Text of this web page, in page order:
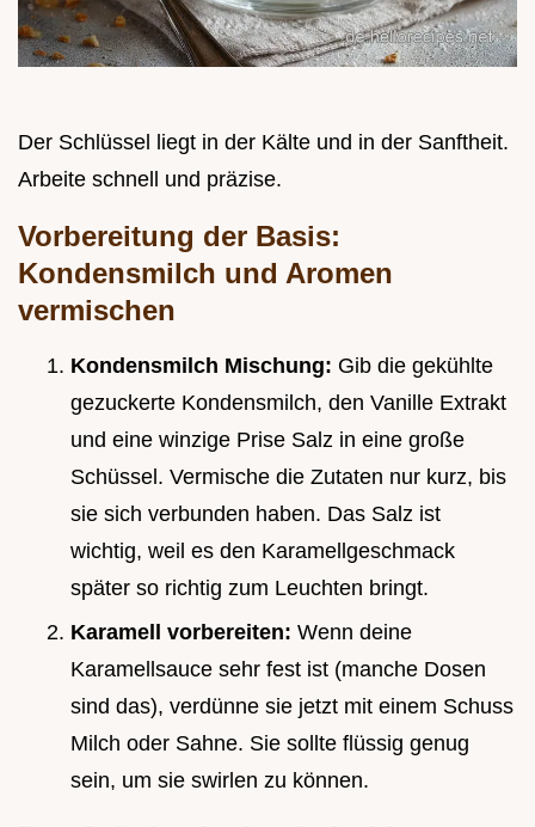
Der Schlüssel liegt in der Kälte und in der Sanftheit.
Arbeite schnell und präzise.
Vorbereitung der Basis:
Kondensmilch und Aromen
vermischen
Kondensmilch Mischung: Gib die gekühlte
gezuckerte Kondensmilch, den Vanille Extrakt
und eine winzige Prise Salz in eine große
Schüssel. Vermische die Zutaten nur kurz, bis
sie sich verbunden haben. Das Salz ist
wichtig, weil es den Karamellgeschmack
später so richtig zum Leuchten bringt.
Karamell vorbereiten: Wenn deine
Karamellsauce sehr fest ist (manche Dosen
sind das), verdünne sie jetzt mit einem Schuss
Milch oder Sahne. Sie sollte flüssig genug
sein, um sie swirlen zu können.